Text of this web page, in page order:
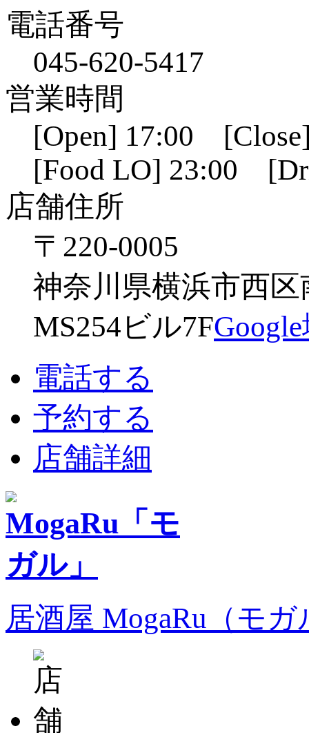
電話番号
045-620-5417
営業時間
[Open] 17:00
[Food LO] 23:00
店舗住所
〒220-0005
神奈川県横浜市西区
MS254ビル7F
電話する
予約する
店舗詳細
居酒屋 MogaRu（モ